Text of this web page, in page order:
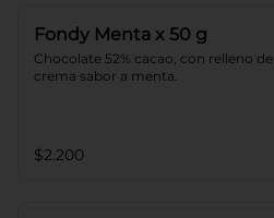
Fondy Menta x 50 g
Chocolate 52% cacao, con relleno de
crema sabor a menta.
$2.200